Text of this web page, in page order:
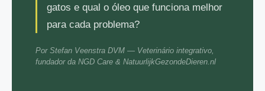
gatos e qual o óleo que funciona melhor
para cada problema?
Por Stefan Veenstra DVM — Veterinário integrativo,
fundador da NGD Care & NatuurlijkGezondeDieren.nl